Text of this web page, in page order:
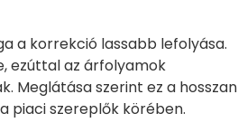
a korrekció lassabb lefolyása.
ezúttal az árfolyamok
Meglátása szerint ez a hosszan
piaci szereplők körében.